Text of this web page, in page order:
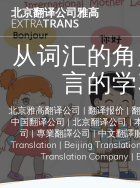
Skip
content
北京翻译公司雅高
EXTRATRANS
从词汇的
言的
北京雅高翻译公司 | 翻译报价 |
中国翻译公司 | 北京翻译公司 |
司 | 專業翻譯公司 | 中文翻譯
Translation | Beijing
Translation Company |